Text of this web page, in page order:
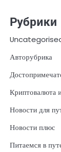
Рубрики
Авторубрика
Криптовалюта
Новости для
Новости плюс
Питаемся в